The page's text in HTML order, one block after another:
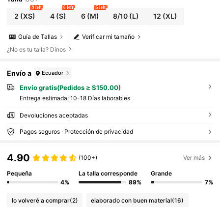
2 (XS)
9 left
4(S)
6 left
6(M)
5 left
8/10 (L) 12 (XL)
Verificar mi tamaño
Guía de Tallas
¿No es tu talla? Dinos
Envío a Ecuador
Envío gratis(Pedidos ≥ $150.00)
Entrega estimada: 10-18 Días laborables
Devoluciones aceptadas
Pagos seguros · Protección de privacidad
4.90 (100+) Ver más
Pequeña
4%
La talla corresponde
89%
Grande
7%
lo volveré a comprar(2) elaborado con buen material(16)